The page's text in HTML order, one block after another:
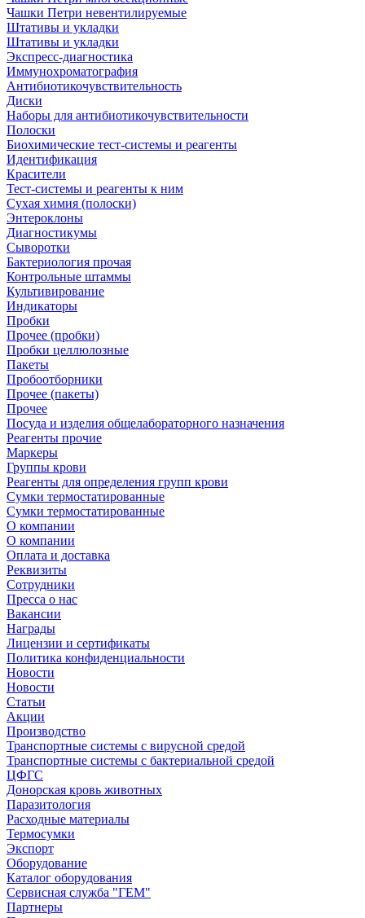
Чашки Петри невентилируемые
Штативы и укладки
Штативы и укладки
Экспресс-диагностика
Иммунохроматография
Антибиотикочувствительность
Диски
Наборы для антибиотикочувствительности
Полоски
Биохимические тест-системы и реагенты
Идентификация
Красители
Тест-системы и реагенты к ним
Сухая химия (полоски)
Энтероклоны
Диагностикумы
Сыворотки
Бактериология прочая
Контрольные штаммы
Культивирование
Индикаторы
Пробки
Прочее (пробки)
Пробки целлюлозные
Пакеты
Пробоотборники
Прочее (пакеты)
Прочее
Посуда и изделия общелабораторного назначения
Реагенты прочие
Маркеры
Группы крови
Реагенты для определения групп крови
Сумки термостатированные
Сумки термостатированные
О компании
О компании
Оплата и доставка
Реквизиты
Сотрудники
Пресса о нас
Вакансии
Награды
Лицензии и сертификаты
Политика конфиденциальности
Новости
Новости
Статьи
Акции
Производство
Транспортные системы с вирусной средой
Транспортные системы с бактериальной средой
ЦФГС
Донорская кровь животных
Паразитология
Расходные материалы
Термосумки
Экспорт
Оборудование
Каталог оборудования
Сервисная служба "ГЕМ"
Партнеры